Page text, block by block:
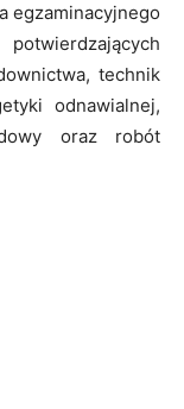
egzaminacyjnego
technik
odnawialnej,
oraz robót